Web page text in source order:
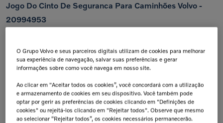
Jogo Do Cinto De Seguranca Para Caminhões Volvo -
20994953
Calcular frete e prazo
Atenção!Prazos de entrega começam após confirmação do pagamento e podem variar para mais de
Insira seu CEP
Calcular
Não sei meu cep
O Grupo Volvo e seus parceiros digitais utilizam de cookies para melhorar
sua experiência de navegação, salvar suas preferências e gerar
informações sobre como você navega em nosso site.
Ao clicar em "Aceitar todos os cookies”, você concordará com a utilização
e armazenamento de cookies em seu dispositivo. Você também pode
optar por gerir as preferências de cookies clicando em "Definições de
cookies" ou rejeitá-los clicando em "Rejeitar todos". Observe que mesmo
ao selecionar “Rejeitar todos”, os cookies necessários permanecerão.